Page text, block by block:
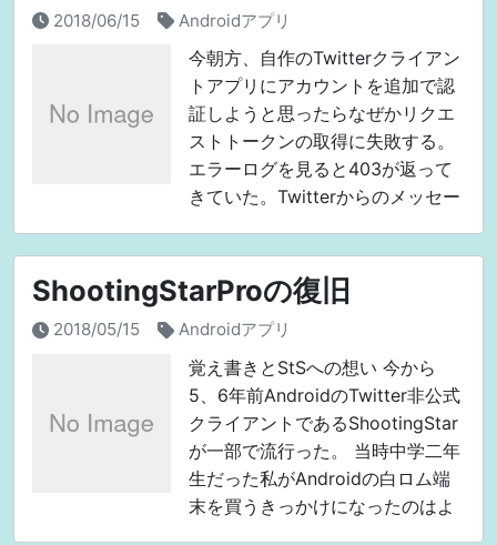
2018/06/15 Androidアプリ
今朝方、自作のTwitterクライアン
トアプリにアカウントを追加で認
証しようと思ったらなぜかリクエ
ストトークンの取得に失敗する。
エラーログを見ると403が返って
きていた。Twitterからのメッセー
approved for th
ShootingStarProの復旧
2018/05/15 Androidアプリ
覚え書きとStSへの想い 今から
5、6年前AndroidのTwitter非公式
クライアントであるShootingStar
が一部で流行った。 当時中学二年
生だった私がAndroidの白ロム端
末を買うきっかけになったのはよ